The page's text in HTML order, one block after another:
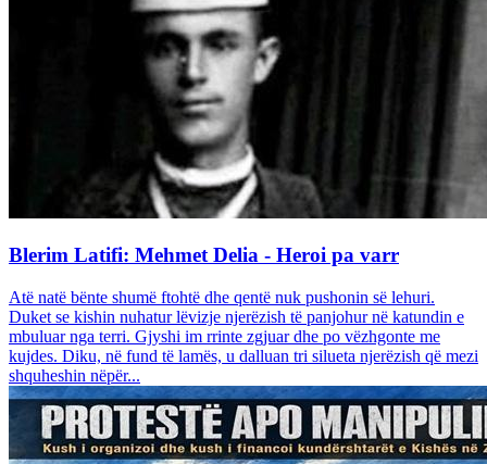
Blerim Latifi: Mehmet Delia - Heroi pa varr
Atë natë bënte shumë ftohtë dhe qentë nuk pushonin së lehuri.
Duket se kishin nuhatur lëvizje njerëzish të panjohur në katundin e
mbuluar nga terri. Gjyshi im rrinte zgjuar dhe po vëzhgonte me
kujdes. Diku, në fund të lamës, u dalluan tri silueta njerëzish që mezi
shquheshin nëpër...